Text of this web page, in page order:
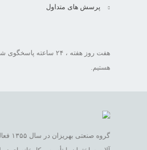
پرسش های متداول
هفت روز هفته ، ۲۴ ساعته
هستیم.